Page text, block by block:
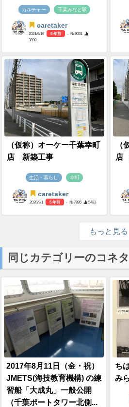
カルチャー 千葉みなと駅
caretaker
2021/6/16 5 年前
- №9031
3890
（仮称）オーケー千葉幸町
店 新築工事
生活・暮らし 幸町
caretaker
2020/9/1 5 年前 - №7895 5482
（
店
もっと見る
同じカテゴリーのコネタ
2017年8月11日（金・祝）
JMETS(海技教育機構) の練
習船「大成丸」一般公開
（千葉ポートタワー北側...
ち
み